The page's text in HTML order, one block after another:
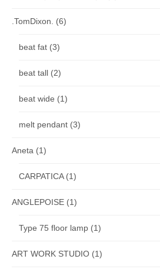
.TomDixon. (6)
beat fat (3)
beat tall (2)
beat wide (1)
melt pendant (3)
Aneta (1)
CARPATICA(1)
ANGLEPOISE (1)
Type 75 floor lamp (1)
ART WORK STUDIO (1)